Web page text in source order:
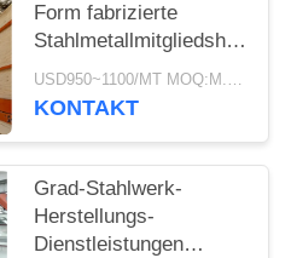
Form fabrizierte
Versorgungs-Service
vor
USD950~1100/MT MOQ:M.Ü. 50
KONTAKT
Grad-Stahlwerk-
Herstellungs-
Dienstleistungen